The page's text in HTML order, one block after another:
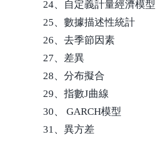
24、自定義計量經濟模型
25、數據描述性統計
26、去季節因素
27、差異
28、分布擬合
29、指數J曲線
30、 GARCH模型
31、異方差